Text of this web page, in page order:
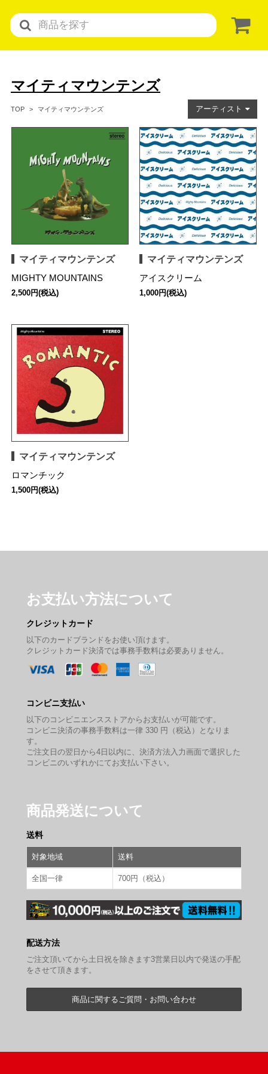
マイティマウンテンズ
TOP マイティマウンテンズ アーティスト
マイティマウンテンズ
MIGHTY MOUNTAINS
2,500円(税込)
マイティマウンテンズ
アイスクリーム
1,000円(税込)
マイティマウンテンズ
ロマンチック
1,500円(税込)
お支払い方法について
クレジットカード
以下のカードブランドをお使い頂けます。
クレジットカード決済では事務手数料は必要ありません。
コンビニ支払い
以下のコンビニエンスストアからお支払いが可能です。
コンビニ決済の事務手数料は一律 330 円（税込）となりま
す。
ご注文日の翌日から4日以内に、決済方法入力画面で選択した
コンビニのいずれかにてお支払い下さい。
商品発送について
送料
対象地域 送料
全国一律 700円（税込）
配送方法
ご注文頂いてから土日祝を除きます3営業日以内で発送の手配
をさせて頂きます。
商品に関するご質問・お問い合わせ